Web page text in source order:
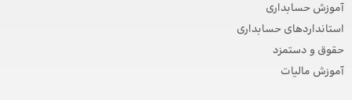
آموزش حسابداری
استانداردهای حسابداری
حقوق و دستمزد
آموزش مالیات